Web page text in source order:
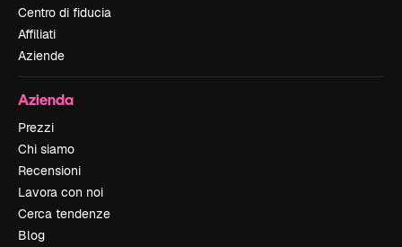
Centro di fiducia
Affiliati
Aziende
Azienda
Prezzi
Chi siamo
Recensioni
Lavora con noi
Cerca tendenze
Blog